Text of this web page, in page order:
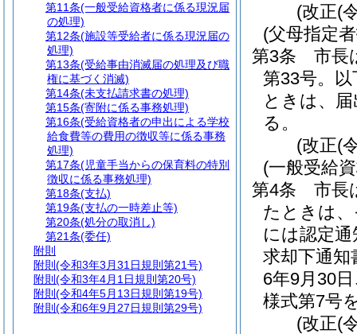
(改正(
(父母指定
第3条
市長
第33号。
ときは、
る。
(改正(
(一般受給
第4条
市長
たときは
には認定
求却下通
6年9月30
様式第7号
(改正(
第11条(一般受給資格者に係る現況届
の処理)
第12条(施設等受給者に係る現況届の
処理)
第13条(受給事由消滅届の処理及び職
権に基づく消滅)
第14条(未支払請求書の処理)
第15条(寄附に係る事務処理)
第16条(受給資格者の申出による学校
給食費等の費用の徴収等に係る事務
処理)
第17条(児童手当からの保育料の特別
徴収に係る事務処理)
第18条(支払)
第19条(支払の一時差止等)
第20条(処分の取消し)
第21条(委任)
附則
附則 (令和3年3月31日規則第21号)
附則 (令和3年4月1日規則第20号)
附則 (令和4年5月13日規則第19号)
附則 (令和6年9月27日規則第29号)